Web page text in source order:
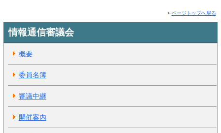
ページトップへ戻る
情報通信審議会
概要
委員名簿
審議中継
開催案内